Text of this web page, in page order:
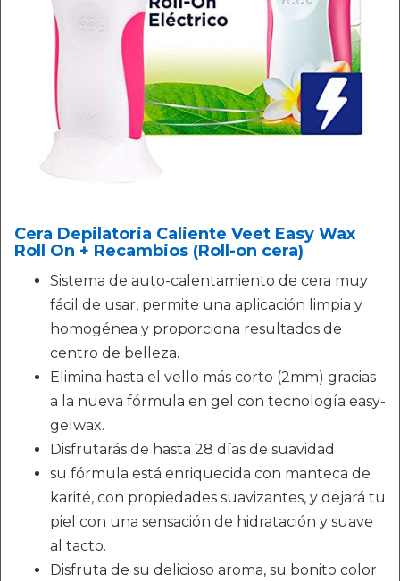
Cera Depilatoria Caliente Veet Easy Wax
Roll On + Recambios (Roll-on cera)
Sistema de auto-calentamiento de cera muy
fácil de usar, permite una aplicación limpia y
homogénea y proporciona resultados de
centro de belleza.
Elimina hasta el vello más corto (2mm) gracias
a la nueva fórmula en gel con tecnología easy-
gelwax.
Disfrutarás de hasta 28 días de suavidad
su fórmula está enriquecida con manteca de
karité, con propiedades suavizantes, y dejará tu
piel con una sensación de hidratación y suave
al tacto.
Disfruta de su delicioso aroma, su bonito color